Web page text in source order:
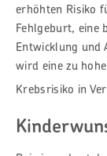
erhöhten Risiko
Fehlgeburt, eine
Entwicklung und
wird eine zu
Krebsrisiko in